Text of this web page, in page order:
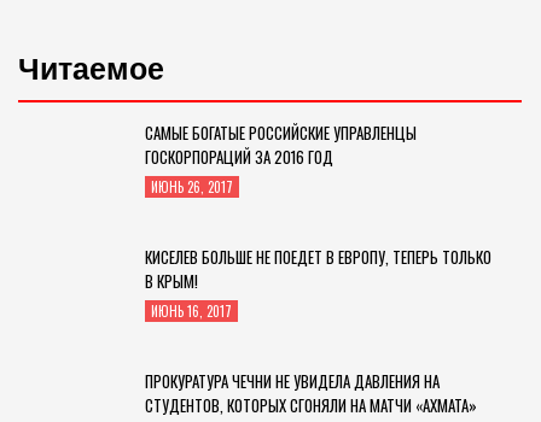
Читаемое
САМЫЕ БОГАТЫЕ РОССИЙСКИЕ УПРАВЛЕНЦЫ
ГОСКОРПОРАЦИЙ ЗА 2016 ГОД
ИЮНЬ 26, 2017
КИСЕЛЕВ БОЛЬШЕ НЕ ПОЕДЕТ В ЕВРОПУ, ТЕПЕРЬ ТОЛЬКО
В КРЫМ!
ИЮНЬ 16, 2017
ПРОКУРАТУРА ЧЕЧНИ НЕ УВИДЕЛА ДАВЛЕНИЯ НА
СТУДЕНТОВ, КОТОРЫХ СГОНЯЛИ НА МАТЧИ «АХМАТА»